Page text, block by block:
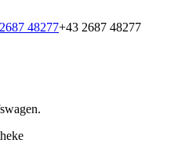
48277+43 2687 48277